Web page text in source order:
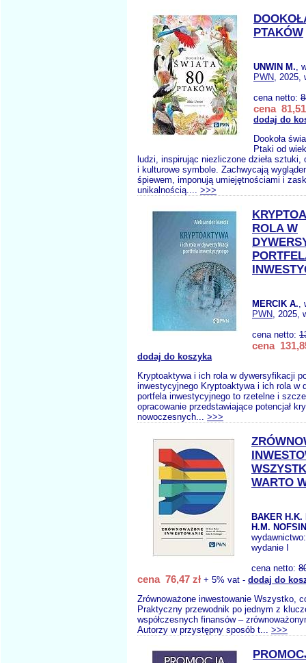
PTAKÓW
UNWIN M.,
PWN, 2025,
cena netto:
cena 81,51
dodaj do
Dookoła
Ptaki od
ludzi, inspirując niezliczone dzieła sztuki,
i kulturowe symbole. Zachwycają
śpiewem, imponują umiejętnościami i
unikalnością.... >>>
ROLA W
MERCIK A.,
PWN, 2025,
cena netto:
cena
dodaj do koszyka
Kryptoaktywa i ich rola w dywersyfikacji
inwestycyjnego Kryptoaktywa i ich rola w
portfela inwestycyjnego to rzetelne i
opracowanie przedstawiające potencjał
nowoczesnych... >>>
WARTO
BAKER H.K.
H.M.
wydanie I
cena netto:
cena 76,47 zł + 5% vat - dodaj do
Zrównoważone inwestowanie Wszystko,
Praktyczny przewodnik po jednym z
współczesnych finansów –
Autorzy w przystępny sposób t... >>>